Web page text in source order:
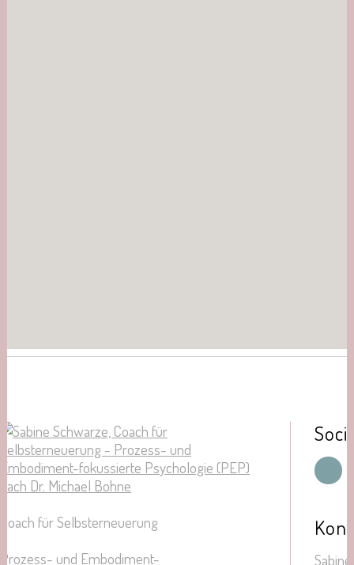
Coach für Selbsterneuerung
Prozess- und Embodiment-